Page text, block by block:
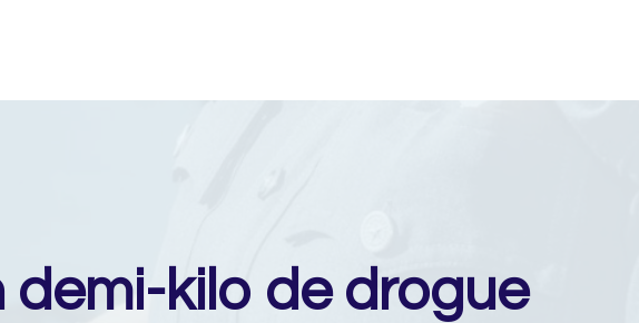
demi-kilo de drogue